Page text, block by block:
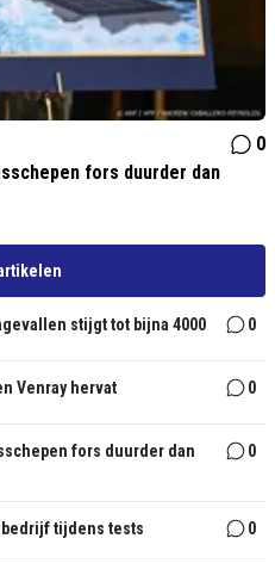
0
fors duurder dan
stijgt tot bijna 4000 0
Venray hervat 0
fors duurder dan
0
bedrijf tijdens tests 0